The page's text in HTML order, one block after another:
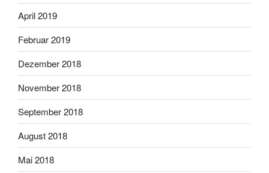
April 2019
Februar 2019
Dezember 2018
November 2018
September 2018
August 2018
Mai 2018